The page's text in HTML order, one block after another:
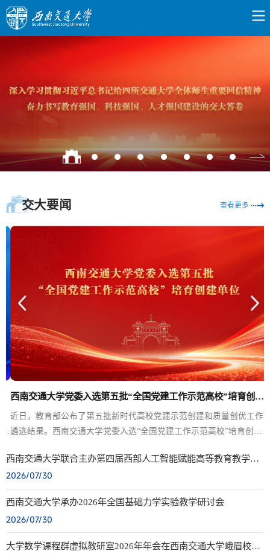
交大要闻 查看更多
西南交通大学党委入选第五批“全国党建工作示范高校”培育创建单位
近日，教育部公布了第五批新时代高校党建示范创建和质量创优工作
遴选结果。西南交通大学党委入选“全国党建工作示范高校”培育创建
位，土木工程学院地下工程系教工党支部、轨道交通运载系统全国重
点实验室新型轨道交通技术研究所师生共建党支部入选“全国党建工作
样板支部”培育创建单位。党的十八大以来，西南交通大学党委高举中
国特色社会主义伟大旗帜，坚持以习近平新时代中国特色社会主义思
想为指导，深入贯彻落实新时代党的建设总要求和新时代党的组...
西南交通大学联合主办第四届西部人工智能赋能高等教育教学创
新专题研讨会
2026/07/30
西南交通大学承办2026年全国基础力学实验教学研讨会
2026/07/30
大学数学课程群虚拟教研室2026年年会在西南交通大学峨眉校区